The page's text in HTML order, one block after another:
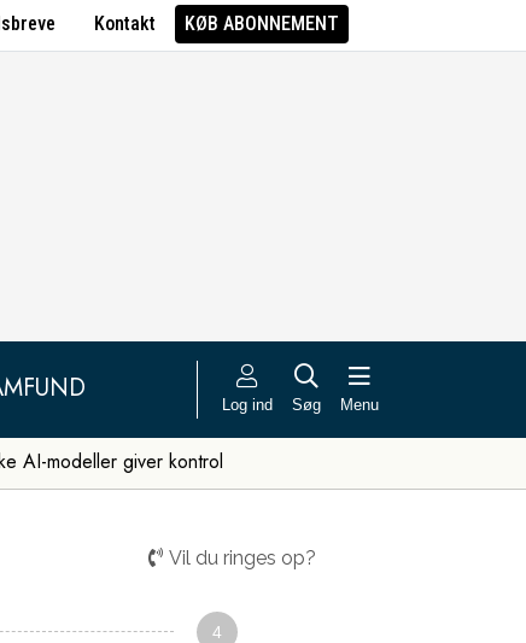
Kontakt KØB ABONNEMENT
Log ind Søg Menu
AI-modeller giver kontrol
Vil du ringes op?
4